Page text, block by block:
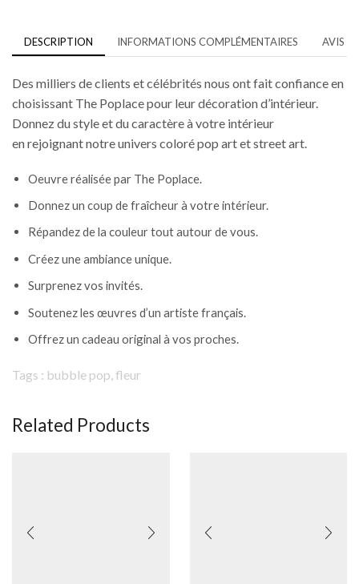
DESCRIPTION INFORMATIONS COMPLÉMENTAIRES AVIS (0)
Des milliers de clients et célébrités nous ont fait confiance en
choisissant The Poplace pour leur décoration d’intérieur.
Donnez du style et du caractère à votre intérieur
en rejoignant notre univers coloré pop art et street art.
Oeuvre réalisée par The Poplace.
Donnez un coup de fraîcheur à votre intérieur.
Répandez de la couleur tout autour de vous.
Créez uneambiance unique.
Surprenez vos invités.
Soutenez les œuvres d’un artiste français.
Offrez un cadeau original à vos proches.
Tags : bubble pop, fleur
Related Products